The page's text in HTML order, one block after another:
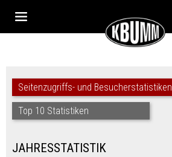
Seitenzugriffs- und Besucherstatistiken
Top 10 Statistiken
JAHRESSTATISTIK